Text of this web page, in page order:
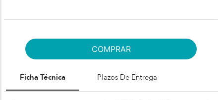
COMPRAR
Ficha Técnica Plazos De Entrega